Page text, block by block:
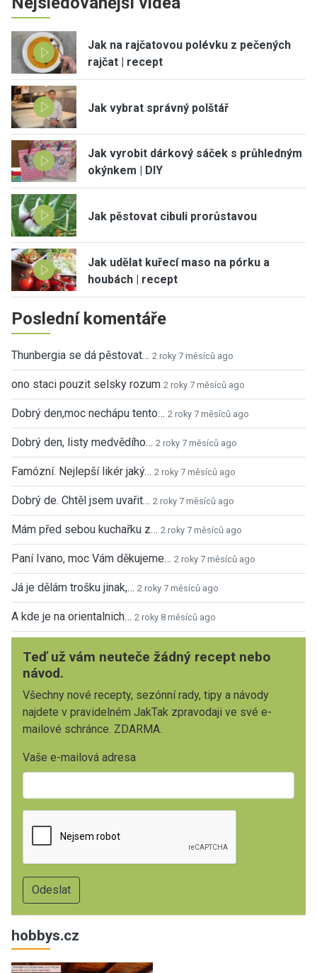
Jak na rajčatovou polévku z pečených
rajčat | recept
Jak vybrat správný polštář
Jak vyrobit dárkový sáček s průhledným
okýnkem | DIY
Jak pěstovat cibuli prorůstavou
Jak udělat kuřecí maso na pórku a
houbách | recept
Poslední komentáře
Thunbergia se dá pěstovat… 2 roky 7 měsíců ago
ono staci pouzit selsky rozum 2 roky 7 měsíců ago
Dobrý den,moc nechápu tento… 2 roky 7 měsíců ago
Dobrý den, listy medvědího… 2 roky 7 měsíců ago
Famózní. Nejlepší likér jaký… 2 roky 7 měsíců ago
Dobrý de. Chtěl jsem uvařit… 2 roky 7 měsíců ago
Mám před sebou kuchařku z… 2 roky 7 měsíců ago
Paní Ivano, moc Vám děkujeme… 2 roky 7 měsíců ago
Já je dělám trošku jinak,… 2 roky 7 měsíců ago
A kde je na orientalnich… 2 roky 8 měsíců ago
Teď už vám neuteče žádný recept nebo
návod.
Všechny nové recepty, sezónní rady, tipy a návody
najdete v pravidelném JakTak zpravodaji ve své e-
mailové schránce. ZDARMA.
Vaše e-mailová adresa
hobbys.cz